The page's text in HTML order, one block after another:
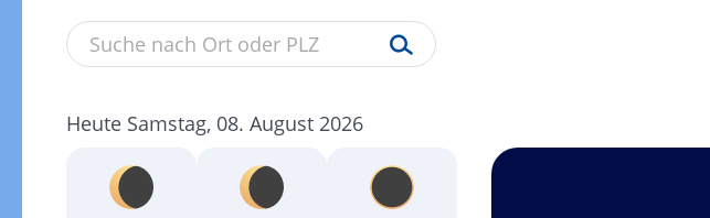
Heute Samstag, 08. August 2026